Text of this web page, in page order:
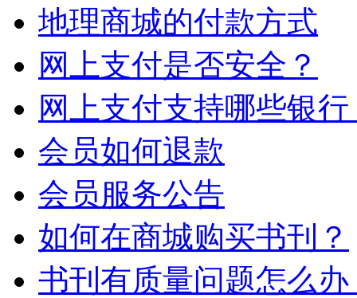
地理商城的付款方式
网上支付是否安全？
网上支付支持哪些银行
会员如何退款
会员服务公告
如何在商城购买书刊？
书刊有质量问题怎么办